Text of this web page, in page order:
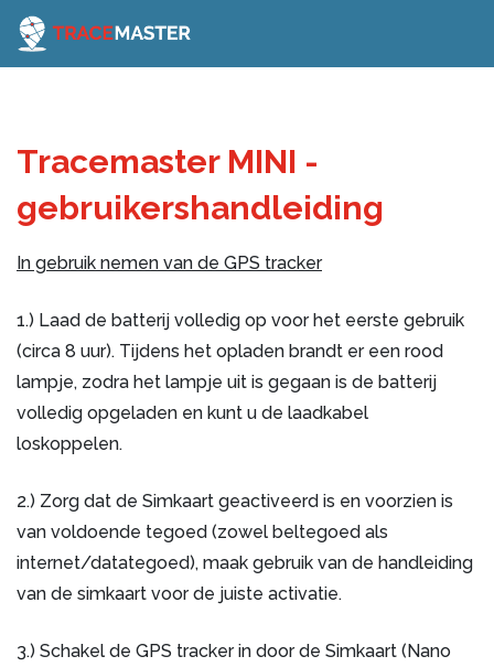
Tracemaster MINI -
gebruikershandleiding
In gebruik nemen van de GPS tracker
1.) Laad de batterij volledig op voor het eerste gebruik
(circa 8 uur). Tijdens het opladen brandt er een rood
lampje, zodra het lampje uit is gegaan is de batterij
volledig opgeladen en kunt u de laadkabel
loskoppelen.
2.) Zorg dat de Simkaart geactiveerd is en voorzien is
van voldoende tegoed (zowel beltegoed als
internet/datategoed), maak gebruik van de handleiding
van de simkaart voor de juiste activatie.
3.) Schakel de GPS tracker in door de Simkaart (Nano